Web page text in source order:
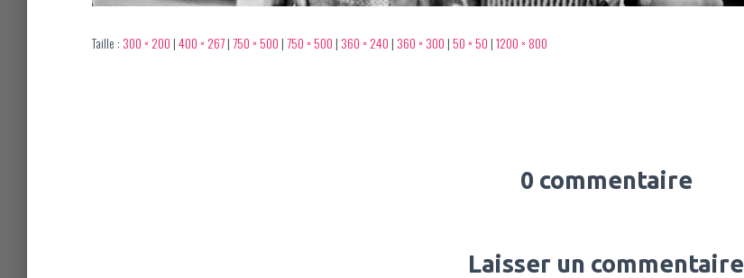
Taille : 300 × 200 |400 × 267|750 × 500 |750 × 500 | 360 × 240 | 360 × 300 |50 × 50 |1200 × 800
0 commentaire
Laisser un commentaire